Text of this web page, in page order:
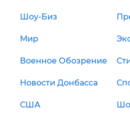
Шоу-Биз
Мир
Военное Обозрение
Новости Донбасса
США